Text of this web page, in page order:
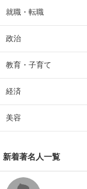
就職・転職
政治
教育・子育て
経済
美容
新着著名人一覧